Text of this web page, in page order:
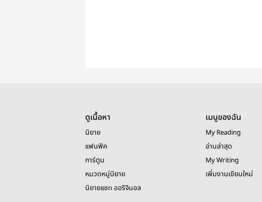
ดูเนื้อหา
นิยาย
แฟนฟิค
การ์ตูน
หมวดหมู่นิยาย
นิยายแชท ออริจินอล
เมนูของฉัน
My Reading
อ่านล่าสุด
My Writing
เพิ่มงานเขียนใหม่